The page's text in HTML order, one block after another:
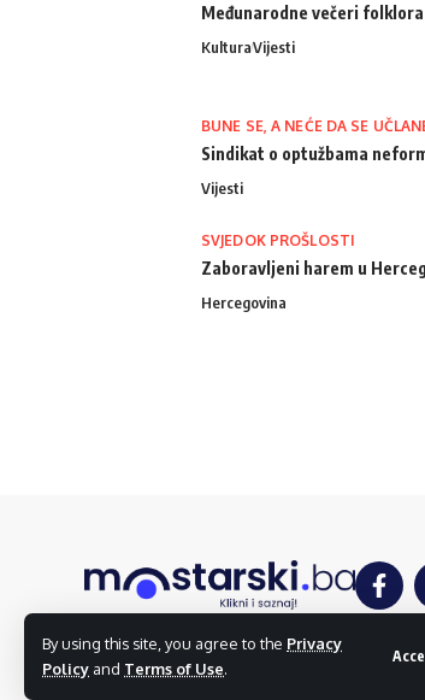
By using this site, you agree to the Privacy
Policy and Terms of Use.
Međunarodne večeri
KulturaVijesti
BUNE SE, A NEĆE DA SE
Sindikat o optužbama
Vijesti
SVJEDOK PROŠLOSTI
Zaboravljeni harem u
Hercegovina
O nama Impressum